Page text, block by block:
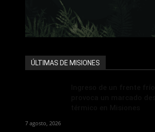
ÚLTIMAS DE MISIONES
7 agosto, 2026